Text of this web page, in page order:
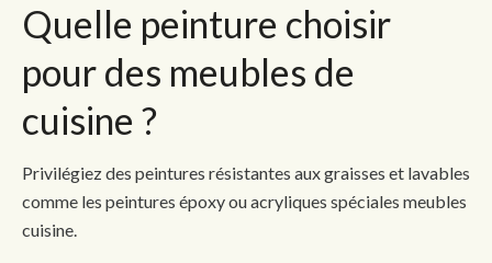
Quelle peinture choisir
pour des meubles de
cuisine ?
Privilégiez des peintures résistantes aux graisses et lavables
comme les peintures époxy ou acryliques spéciales meubles
cuisine.